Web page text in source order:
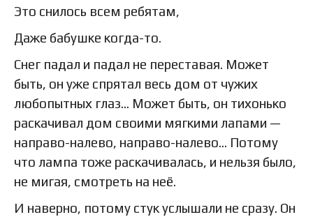
Это снилось всем ребятам,
Даже бабушке когда-то.
Снег падал и падал не переставая. Может
быть, он уже спрятал весь дом от чужих
любопытных глаз… Может быть, он тихонько
раскачивал дом своими мягкими лапами —
направо-налево, направо-налево… Потому
что лампа тоже раскачивалась, и нельзя было,
не мигая, смотреть на неё.
И наверно, потому стук услышали не сразу. Он